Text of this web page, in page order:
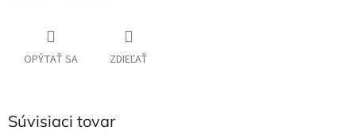
OPÝTAŤ SA ZDIEĽAŤ
Súvisiaci tovar